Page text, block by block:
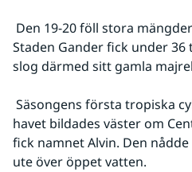
Staden Gander fick under 36
slog därmed sitt gamla
havet bildades väster om
fick namnet Alvin. Den
ute över öppet vatten.